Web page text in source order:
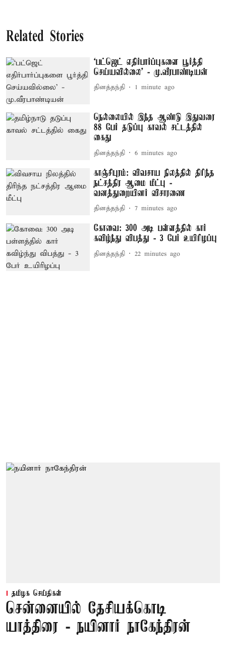
Related Stories
‘பட்ஜெட் எதிர்பார்ப்புகளை பூர்த்தி
செய்யவில்லை’ - மு.வீரபாண்டியன்
தினத்தந்தி 1 minute ago
நெல்லையில் இந்த ஆண்டு இதுவரை
88 பேர் தடுப்பு காவல் சட்டத்தில்
கைது
தினத்தந்தி 6 minutes ago
காஞ்சிபுரம்: விவசாய நிலத்தில் திரிந்த
நட்சத்திர ஆமை மீட்பு -
வனத்துறையினர் விசாரணை
தினத்தந்தி 7 minutes ago
கோவை: 300 அடி பள்ளத்தில் கார்
கவிழ்ந்து விபத்து - 3 பேர் உயிரிழப்பு
தினத்தந்தி 22 minutes ago
தமிழக செய்திகள்
சென்னையில் தேசியக்கொடி
யாத்திரை - நயினார் நாகேந்திரன்